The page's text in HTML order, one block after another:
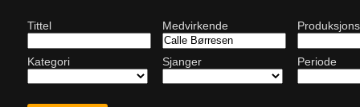
Tittel Medvirkende
Kategori Sjanger Periode